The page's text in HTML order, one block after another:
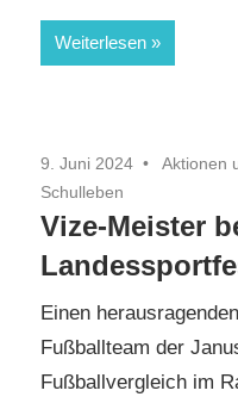
Weiterlesen
9. Juni 2024 Aktionen
Schulleben
Vize-Meister
Einen
Fußballteam der
Fußballvergleich im